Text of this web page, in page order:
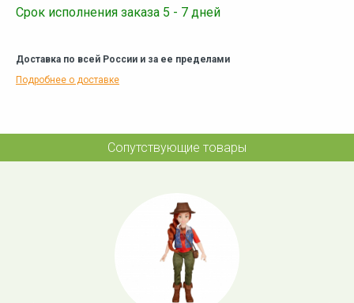
Срок исполнения заказа 5 - 7 дней
Доставка по всей России и за ее пределами
Подробнее о доставке
Сопутствующие товары